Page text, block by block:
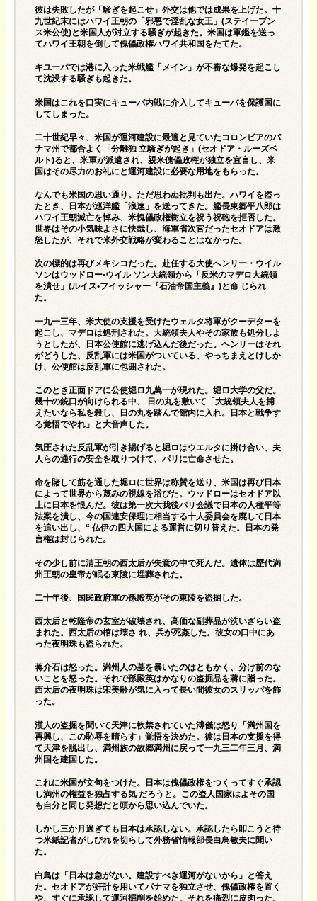
彼は失敗したが「騒ぎを起こせ」外交は他では成果を上げた。十
九世紀末にはハワイ王朝の「邪悪で淫乱な女王」(ステイーブン
ス米公使)と米国人が対立する騒ぎが起きた。米国は軍鑑を送っ
てハワイ王朝を倒して傀儡政権ハワイ共和国をたてた。
キユーパでは港に入った米戦艦「メイン」が不審な爆発を起こし
て沈没する騒ぎも起きた。
米国はこれを口実にキューバ内戦に介入してキューバを保護国に
してしまった。
二十世紀早々、米国が運河建設に最適と見ていたコロンビアのパ
ナマ州で都合よく「分離独 立騒ぎが起き」(セオドア・ルーズベ
ルト)ると、米軍が派遣され、親米傀儡政権が独立を宣言し、米
国はその尽力のお礼にと運河建設に必要な用地をもらった。
なんでも米国の思い通り。ただ思わぬ批判も出た。ハワイを盗っ
たとき、日本が巡洋艦「浪速」を送ってきた。艦長東郷平八郎は
ハワイ王朝滅亡を悼み、米愧儡政権樹立を祝う祝砲を拒否した。
世界はその小気味よさに快哉し、海軍省次官だったセオドアは激
怒したが、それで米外交戦略が変わることはなかった。
次の標的は再びメキシコだった。赴任する大使へンリー・ウイル
ソンはウッドロー•ウイル ソン大統領から「反米のマデロ大統領
を潰せ」(ルイス•フイッシャー『石油帝国主義』)と命 じられ
た。
一九一三年、米大使の支援を受けたウェルタ将軍がクーデターを
起こし、マデロは処刑された。大統領夫人やその家族も処分しよ
うとしたが、日本公使館に逃げ込んだ後だった。ヘンリーはそれ
がどうした、反乱軍には米国がついている、やっちまえとけしか
け、公使館は反乱軍に包囲された。
このとき正面ドアに公使堀ロ九萬一が現れた。堀ロ大学の父だ。
幾十の銃口が向けられる中、 日の丸を敷いて「大統領夫人を捕
えたいなら私を殺し、日の丸を踏んで館内に入れ。日本と戦争す
る覚悟でやれ」と大音声した。
気圧された反乱軍が引き揚げると堀ロはウエルタに掛け合い、夫
人らの通行の安全を取りつけて、パリに亡命させた。
命を賭して筋を通した堀ロに世界は称賛を送り、米国は再び日本
によって世界から蔑みの視線を浴びた。ウッドローはセオドア以
上に日本を恨んだ。彼は第一次大我後パリ会議で日本の人種平等
法案を潰し、今の国連安保理に相当する十人委員会を廃して日本
を追い出し、“ 仏伊の四大国による運営に切り替えた。日本の発
言権は封じられた。
その少し前に清王朝の西太后が失意の中で死んだ。遺体は歴代満
州王朝の皇帝が眠る東陵に埋葬された。
二十年後、国民政府軍の孫殿英がその東陵を盗掘した。
西太后と乾隆帝の玄室が破壊され、高価な副葬品が洗いざらい盗
まれた。西太后の棺は壊さ れ、兵が死姦した。彼女の口中にあ
った夜明珠も盗られた。
蒋介石は怒った。満州人の墓を暴いたのはともかく、分け前のな
いことを怒った。それで孫殿英はかなりの盗掘品を蔣に贈った。
西太后の夜明珠は宋美齢が気に入って長い間彼女のスリッパを飾
った。
漢人の盗掘を聞いて天津に軟禁されていた溥儀は怒り「満州国を
再興し、この恥辱を晴らす」覚悟を決めた。彼は日本の支援を得
て天津を脱出し、満州族の故郷満州に戻って一九三二年三月、満
州国を建国した。
これに米国が文句をつけた。日本は傀儡政権をつくってすぐ承認
し満州の権益を独占する気 だろうと。この盗人国家はよその国
も自分と同じ発想だと頭から思い込んでいた。
しかし三か月過ぎても日本は承認しない。承認したら叩こうと待
つ米紙記者がしびれを切らして外務省惰報部長白鳥敏夫に聞い
た。
白鳥は「日本は急がない。建設すべき運河がないから」と答え
た。セオドアが奸計を用いてパナマを独立させ、傀儡政権を置く
や、すぐに承認して運河掘削を始めた。それを痛烈に皮肉った。